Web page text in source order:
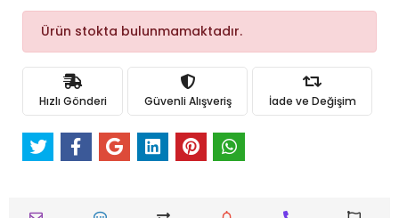
Ürün stokta bulunmamaktadır.
Hızlı Gönderi Güvenli Alışveriş İade ve Değişim